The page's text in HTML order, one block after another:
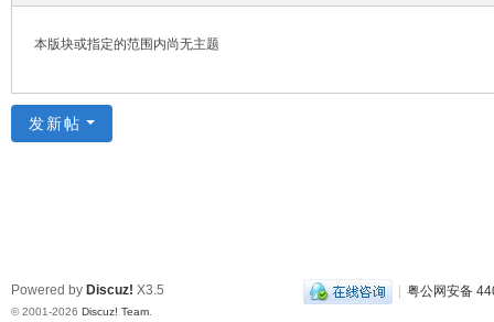
网
本版块或指定的范围内尚无主题
发新帖
| 粤公网安备
Powered by Discuz! X3.5
© 2001-2026 Discuz! Team